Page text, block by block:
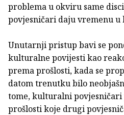
problema u okviru same
povjesničari daju vremenu u
Unutarnji pristup bavi se
kulturalne povijesti kao
prema prošlosti, kada se
datom trenutku bilo
tome, kulturalni
prošlosti koje drugi